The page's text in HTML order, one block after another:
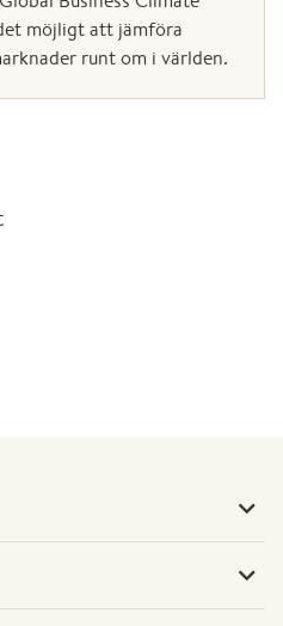
möjligt att jämföra
runt om i världen.